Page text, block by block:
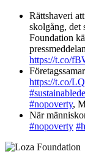
Rättshaveri
skolgång, det
Foundation
https://t.co/
https://t.co/
#nopoverty,
När
#nopoverty